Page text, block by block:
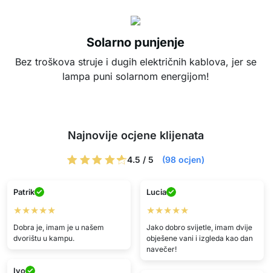
Solarno punjenje
Bez troškova struje i dugih električnih kablova, jer se
lampa puni solarnom energijom!
Najnovije ocjene klijenata
4.5 / 5 (98 ocjen)
Patrik
★★★★★
Dobra je, imam je u našem
dvorištu u kampu.
Lucia
★★★★★
Jako dobro svijetle, imam dvije
obješene vani i izgleda kao dan
navečer!
Ivo